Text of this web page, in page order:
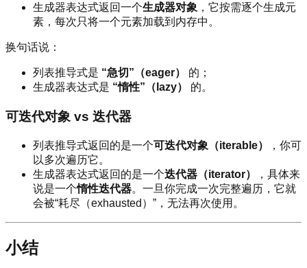
生成器表达式返回一个生成器对象 ，它按需逐个生成元
素，每次只将一个元素加载到内存中。
换句话说：
列表推导式是 “急切”（eager）
的；
生成器表达式是 “惰性”（lazy） 的。
可迭代对象 vs 迭代器
列表推导式返回的是一个可迭代对象（iterable）
，你可
以多次遍历它。
生成器表达式返回的是一个迭代器（iterator）
，具体来
说是一个惰性迭代器。一旦你完成一次完整遍历，它就
会被“耗尽（exhausted）”，无法再次使用。
小结